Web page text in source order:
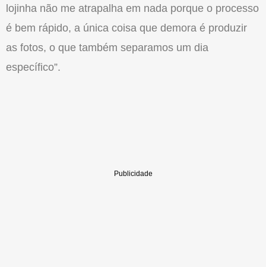
lojinha não me atrapalha em nada porque o processo
é bem rápido, a única coisa que demora é produzir
as fotos, o que também separamos um dia
específico”.